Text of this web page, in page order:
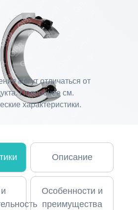
могут отличаться от
Подробнее см.
характеристики.
Описание
Особенности и
преимущества